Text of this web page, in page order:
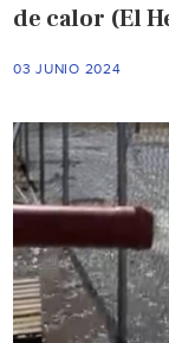
de calor (El
03 JUNIO 2024